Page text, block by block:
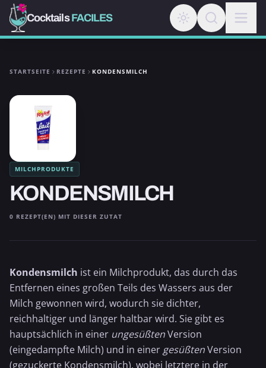
CocktailsFACILES
STARTSEITE REZEPTE KONDENSMILCH
MILCHPRODUKTE
KONDENSMILCH
0 REZEPT(EN) MIT DIESER ZUTAT
Kondensmilch ist ein Milchprodukt, das durch das
Entfernen eines großen Teils des Wassers aus der
Milch gewonnen wird, wodurch sie dichter,
reichhaltiger und länger haltbar wird. Sie gibt es
hauptsächlich in einer ungesüßtenVersion
(eingedampfte Milch) und in einer gesüßtenVersion
(gezuckerte Kondensmilch), wobei letztere in der